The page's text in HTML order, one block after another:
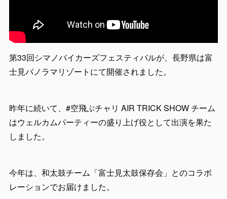
第33回シマノバイカーズフェスティバルが、長野県は富
士見パノラマリゾートにて開催されました。
昨年に続いて、#空飛ぶチャリ AIR TRICK SHOW チーム
はウェルカムパーティーの盛り上げ役として出演を果た
しました。
今年は、和太鼓チーム「富士見太鼓保存会」とのコラボ
レーションでお届けました。